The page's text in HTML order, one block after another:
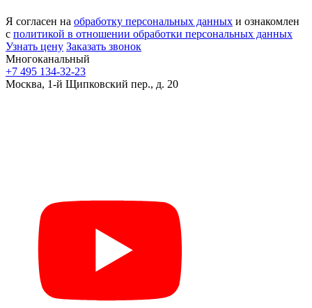
Я согласен на обработку персональных данных и ознакомлен
с политикой в отношении обработки персональных данных
Узнать цену Заказать звонок
Многоканальный
+7 495 134-32-23
Москва, 1-й Щипковский пер., д. 20